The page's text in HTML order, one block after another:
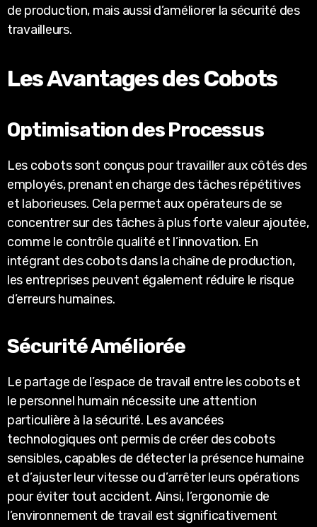
de production, mais aussi d’améliorer la sécurité des
travailleurs.
Les Avantages des Cobots
Optimisation des Processus
Les cobots sont conçus pour travailler aux côtés des
employés, prenant en charge des tâches répétitives
et laborieuses. Cela permet aux opérateurs de se
concentrer sur des tâches à plus forte valeur ajoutée,
comme le contrôle qualité et l’innovation. En
intégrant des cobots dans la chaîne de production,
les entreprises peuvent également réduire le risque
d’erreurs humaines.
Sécurité Améliorée
Le partage de l’espace de travail entre les cobots et
le personnel humain nécessite une attention
particulière à la sécurité. Les avancées
technologiques ont permis de créer des cobots
sensibles, capables de détecter la présence humaine
et d’ajuster leur vitesse ou d’arrêter leurs opérations
pour éviter tout accident. Ainsi, l’ergonomie de
l’environnement de travail est significativement